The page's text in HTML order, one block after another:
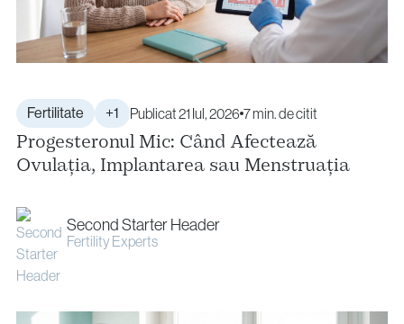
Fertilitate +1 Publicat 21 Iul, 2026 7 min. de citit
Progesteronul Mic: Când Afectează
Ovulația, Implantarea sau Menstruația
Second Starter Header
Fertility Experts